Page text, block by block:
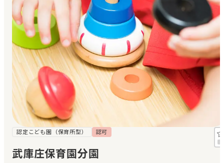
マイページ
閲覧履歴
お気に入り
見学日記
メッセージ
おすすめの園
認定こども園（保育所型） 認可
武庫庄保育園分園